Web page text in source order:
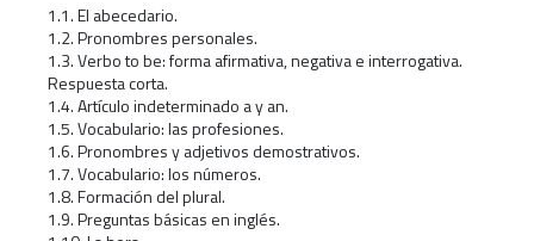
1.1. El abecedario.
1.2. Pronombres personales.
1.3. Verbo to be: forma afirmativa, negativa e interrogativa.
Respuesta corta.
1.4. Artículo indeterminado a y an.
1.5. Vocabulario: las profesiones.
1.6. Pronombres y adjetivos demostrativos.
1.7. Vocabulario: los números.
1.8. Formación del plural.
1.9. Preguntas básicas en inglés.